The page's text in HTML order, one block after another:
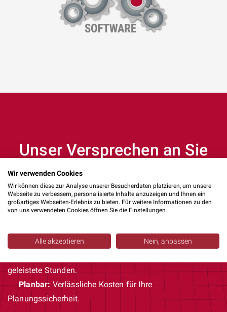
Unser Versprechen an Sie
Lösungen.
geleistete Stunden.
Planbar:Verlässliche Kosten für Ihre
Planungssicherheit.
Wir verwenden Cookies
Wir können diese zur Analyse unserer Besucherdaten platzieren, um unsere
Webseite zu verbessern, personalisierte Inhalte anzuzeigen und Ihnen ein
großartiges Webseiten-Erlebnis zu bieten. Für weitere Informationen zu den
von uns verwendeten Cookies öffnen Sie die Einstellungen.
Alle akzeptieren Nein, anpassen